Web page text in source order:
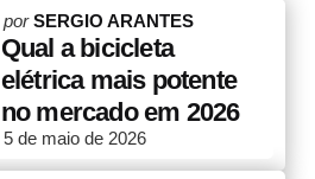
Posted
by
porSERGIO ARANTES
Qual a bicicleta
elétrica mais potente
no mercado em 2026
5 de maio de 2026